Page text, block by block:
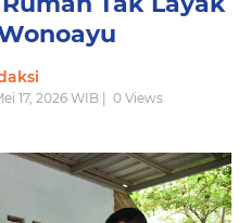
17, 2026 WIB | 0 Views